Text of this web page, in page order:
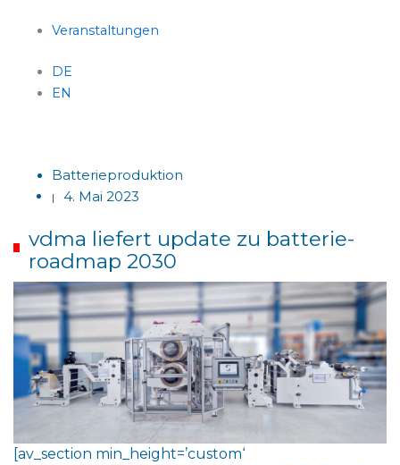
Veranstaltungen
DE
EN
Batterieproduktion
| 4. Mai 2023
vdma liefert update zu batterie-
roadmap 2030
[av_section min_height=’custom‘